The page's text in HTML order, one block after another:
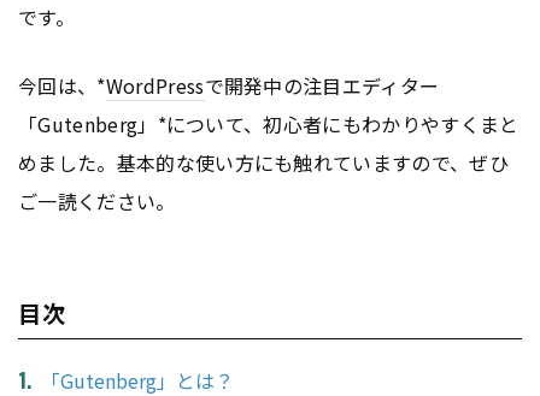
です。
今回は、*WordPressで開発中の注目エディター
「Gutenberg」*について、初心者にもわかりやすくまと
めました。基本的な使い方にも触れていますので、ぜひ
ご一読ください。
目次
「Gutenberg」とは？